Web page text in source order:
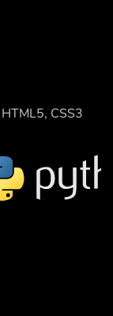
CSS3